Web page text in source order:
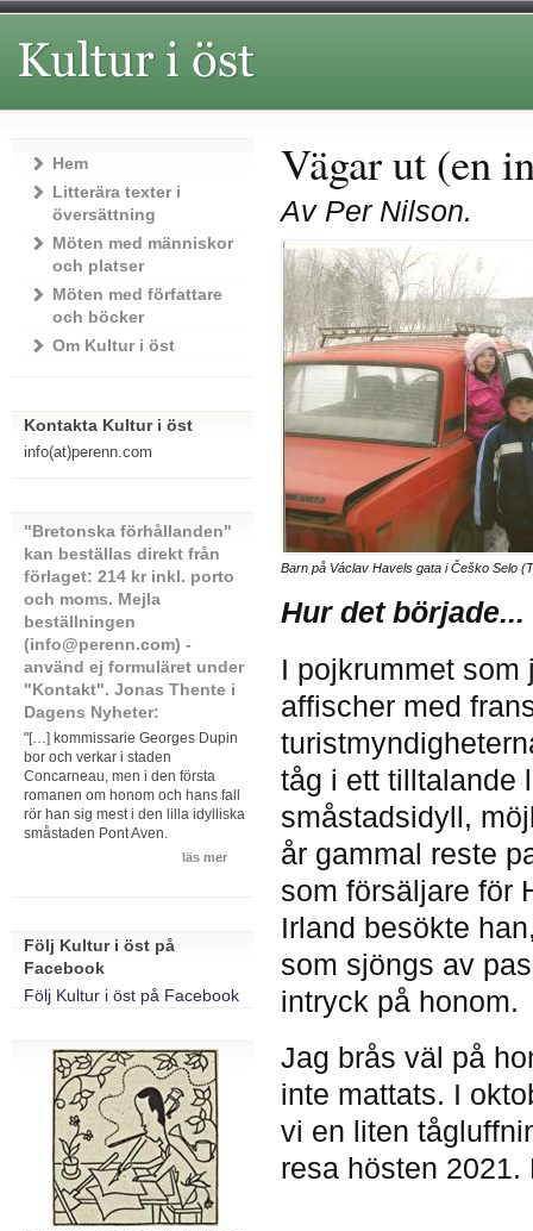
Vägar ut (en
Av Per Nilson.
Barn på Václav Havels gata i Češko Selo
Hur det började...
I pojkrummet som
affischer med
tåg i ett tilltalande
småstadsidyll,
år gammal reste
som försäljare för
Irland besökte
som sjöngs av
intryck på honom.
Jag brås väl på
inte mattats. I
vi en liten
resa hösten 2021.
Hem
Litterära texter i
översättning
Möten med människor
och platser
Möten med författare
och böcker
Om Kultur i öst
Kontakta Kultur i öst
info(at)perenn.com
"Bretonska förhållanden"
kan beställas direkt från
förlaget: 214 kr inkl. porto
och moms. Mejla
beställningen
(info@perenn.com) -
använd ej formuläret under
"Kontakt". Jonas Thente i
Dagens Nyheter:
"[…] kommissarie Georges Dupin
bor och verkar i staden
Concarneau, men i den första
romanen om honom och hans fall
rör han sig mest i den lilla idylliska
småstaden Pont Aven.
läs mer
Följ Kultur i öst på
Facebook
Följ Kultur i öst på Facebook